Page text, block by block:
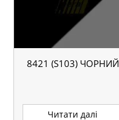
8421 (S103) ЧОРНИЙ
Читати далі